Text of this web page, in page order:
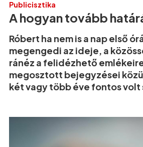
Publicisztika
A hogyan tovább
Róbert ha nem is a nap első
megengedi az ideje, a
ránéz a felidézhető
megosztott bejegyzései
két vagy több éve fontos volt